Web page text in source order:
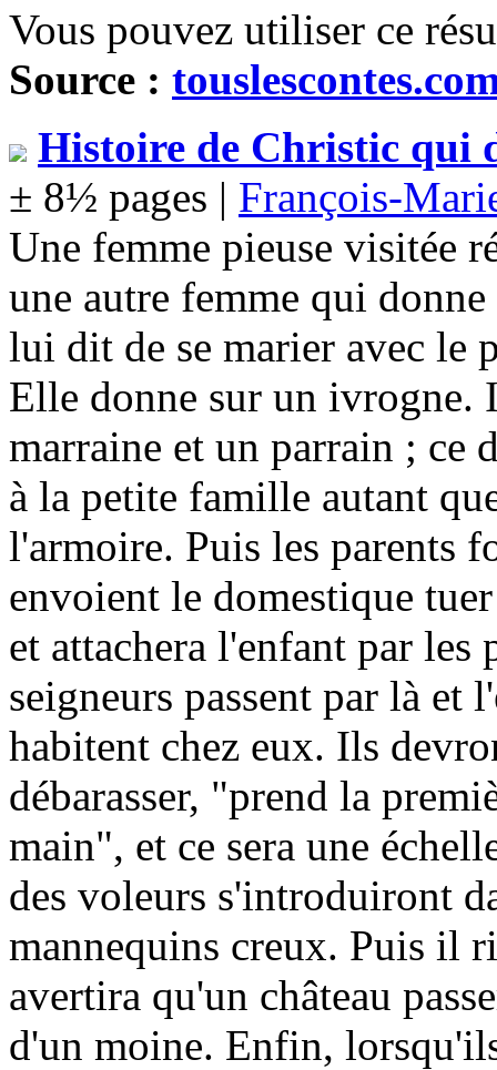
Vous pouvez utiliser ce
Source :
Histoire de Christic qui
± 8½ pages | François-
Une femme pieuse visitée
une autre femme qui donne
lui dit de se marier avec le
Elle donne sur un
marraine et un parrain ; ce
à la petite famille autant
l'armoire. Puis les parents
envoient le domestique
et attachera l'enfant par les
seigneurs passent par là et
habitent chez eux. Ils
débarasser, "prend la
main", et ce sera une
des voleurs s'introduiront
mannequins creux. Puis il
avertira qu'un château
d'un moine. Enfin,